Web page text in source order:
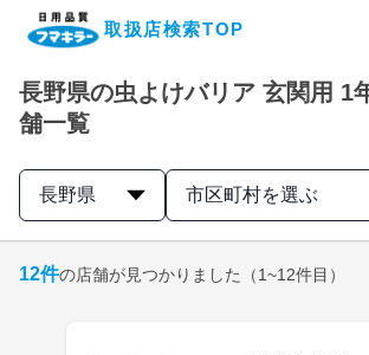
取扱店検索TOP
企業・IR情報サイト
製品情報サイト
長野県の虫よけバリア 玄関用 1
舗一覧
長野県 市区町村を選ぶ
12件の店舗が見つかりました （1~12件目）